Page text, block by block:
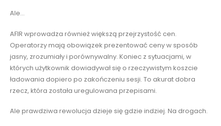
Ale…
AFIR wprowadza również większą przejrzystość cen.
Operatorzy mają obowiązek prezentować ceny w sposób
jasny, zrozumiały i porównywalny. Koniec z sytuacjami, w
których użytkownik dowiadywał się o rzeczywistym koszcie
ładowania dopiero po zakończeniu sesji. To akurat dobra
rzecz, która została uregulowana przepisami.
Ale prawdziwa rewolucja dzieje się gdzie indziej. Na drogach.